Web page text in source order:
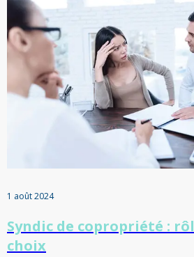
1 août 2024
Syndic de copropriété :
choix